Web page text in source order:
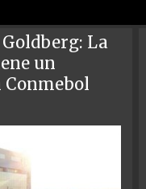
La
un
Conmebol